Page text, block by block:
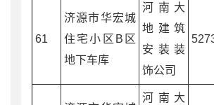
61
济源市华宏城
住宅小区B区
地下车库
河南大
地建筑
安装装
饰公司
河南大